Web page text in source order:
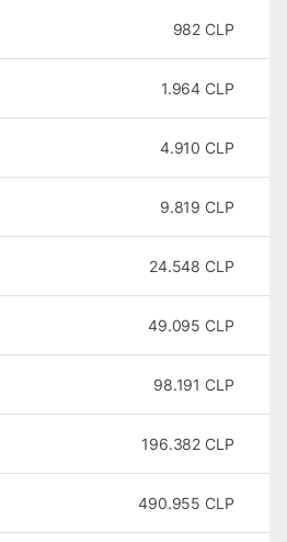
982 CLP
1.964 CLP
4.910 CLP
9.819 CLP
24.548 CLP
49.095 CLP
98.191 CLP
196.382 CLP
490.955 CLP